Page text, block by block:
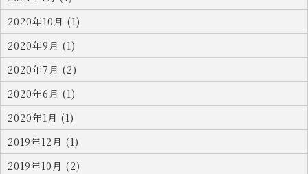
2020年10月 (1)
2020年9月 (1)
2020年7月 (2)
2020年6月 (1)
2020年1月 (1)
2019年12月 (1)
2019年10月 (2)